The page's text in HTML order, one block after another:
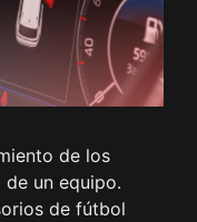
de los
un equipo.
de fútbol